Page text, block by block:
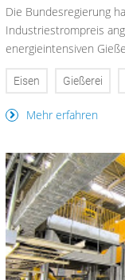
Die Bundesregierung
Industriestrompreis
energieintensiven
Eisen Gießerei
Mehr erfahren